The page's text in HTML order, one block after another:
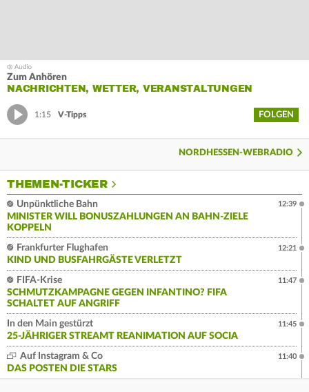
Zum Anhören
NACHRICHTEN, WETTER, VERANSTALTUNGEN
1:15 V-Tipps FOLGEN
NORDHESSEN-WEBRADIO
THEMEN-TICKER
Unpünktliche Bahn
MINISTER WILL BONUSZAHLUNGEN AN BAHN-ZIELE
KOPPELN
12:39
Frankfurter Flughafen
KIND UND BUSFAHRGÄSTE VERLETZT
12:21
FIFA-Krise
SCHMUTZKAMPAGNE GEGEN INFANTINO? FIFA
SCHALTET AUF ANGRIFF
11:47
In den Main gestürzt
25-JÄHRIGER STREAMT REANIMATION AUF SOCIA
11:45
Auf Instagram & Co
DAS POSTEN DIE STARS
11:40